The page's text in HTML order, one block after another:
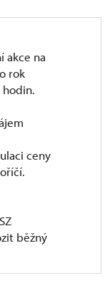
akce na
rok
hodin.
ceny
běžný